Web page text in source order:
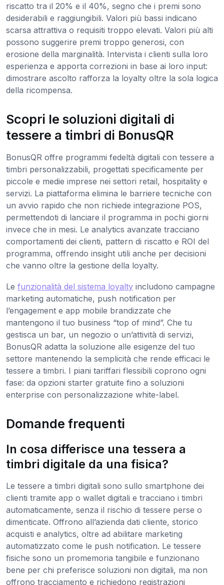
riscatto tra il 20% e il 40%, segno che i premi sono
desiderabili e raggiungibili. Valori più bassi indicano
scarsa attrattiva o requisiti troppo elevati. Valori più alti
possono suggerire premi troppo generosi, con
erosione della marginalità. Intervista i clienti sulla loro
esperienza e apporta correzioni in base ai loro input:
dimostrare ascolto rafforza la loyalty oltre la sola logica
della ricompensa.
Scopri le soluzioni digitali di
tessere a timbri di BonusQR
BonusQR offre programmi fedeltà digitali con tessere a
timbri personalizzabili, progettati specificamente per
piccole e medie imprese nei settori retail, hospitality e
servizi. La piattaforma elimina le barriere tecniche con
un avvio rapido che non richiede integrazione POS,
permettendoti di lanciare il programma in pochi giorni
invece che in mesi. Le analytics avanzate tracciano
comportamenti dei clienti, pattern di riscatto e ROI del
programma, offrendo insight utili anche per decisioni
che vanno oltre la gestione della loyalty.
Le funzionalità del sistema loyalty includono campagne
marketing automatiche, push notification per
l’engagement e app mobile brandizzate che
mantengono il tuo business “top of mind”. Che tu
gestisca un bar, un negozio o un’attività di servizi,
BonusQR adatta la soluzione alle esigenze del tuo
settore mantenendo la semplicità che rende efficaci le
tessere a timbri. I piani tariffari flessibili coprono ogni
fase: da opzioni starter gratuite fino a soluzioni
enterprise con personalizzazione white-label.
Domande frequenti
In cosa differisce una tessera a
timbri digitale da una fisica?
Le tessere a timbri digitali sono sullo smartphone dei
clienti tramite app o wallet digitali e tracciano i timbri
automaticamente, senza il rischio di tessere perse o
dimenticate. Offrono all’azienda dati cliente, storico
acquisti e analytics, oltre ad abilitare marketing
automatizzato come le push notification. Le tessere
fisiche sono un promemoria tangibile e funzionano
bene per chi preferisce soluzioni non digitali, ma non
offrono tracciamento e richiedono registrazioni